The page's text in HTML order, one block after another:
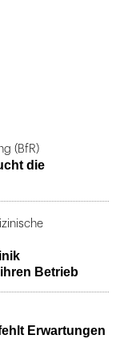
(BfR)
die
Betrieb
Erwartungen